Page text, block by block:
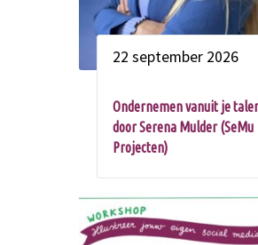
22 september 2026
Ondernemen vanuit je
door Serena Mulder (SeMu
Projecten)